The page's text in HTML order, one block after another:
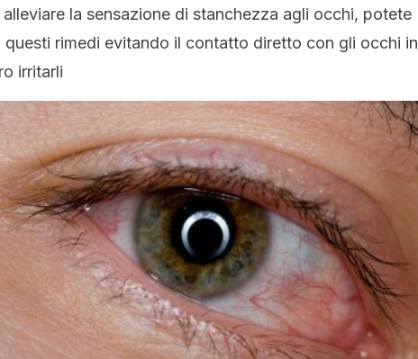
alleviare la sensazione di stanchezza agli occhi, potete
questi rimedi evitando il contatto diretto con gli occhi in
irritarli